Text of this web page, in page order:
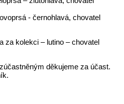
- černohlavá, chovatel
za kolekci – lutino – chovatel
děkujeme za účast.